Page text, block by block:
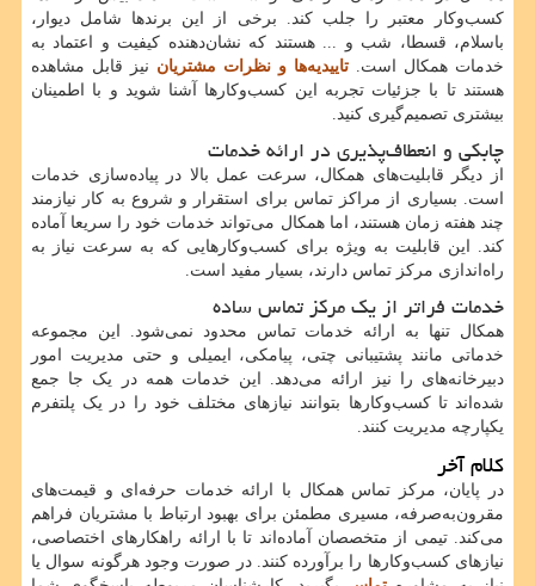
کسب‌وکار معتبر را جلب کند. برخی از این برندها شامل دیوار،
باسلام، قسطا، شب و ... هستند که نشان‌دهنده کیفیت و اعتماد به
خدمات همکال است. تاییدیه‌ها و نظرات مشتریان نیز قابل مشاهده
هستند تا با جزئیات تجربه این کسب‌وکارها آشنا شوید و با اطمینان
بیشتری تصمیم‌گیری کنید.
چابکی و انعطاف‌پذیری در ارائه خدمات
از دیگر قابلیت‌های همکال، سرعت عمل بالا در پیاده‌سازی خدمات
است. بسیاری از مراکز تماس برای استقرار و شروع به کار نیازمند
چند هفته زمان هستند، اما همکال می‌تواند خدمات خود را سریعا آماده
کند. این قابلیت به ویژه برای کسب‌وکارهایی که به سرعت نیاز به
راه‌اندازی مرکز تماس دارند، بسیار مفید است.
خدمات فراتر از یک مرکز تماس ساده
همکال تنها به ارائه خدمات تماس محدود نمی‌شود. این مجموعه
خدماتی مانند پشتیبانی چتی، پیامکی، ایمیلی و حتی مدیریت امور
دبیرخانه‌های را نیز ارائه می‌دهد. این خدمات همه در یک جا جمع
شده‌اند تا کسب‌وکارها بتوانند نیازهای مختلف خود را در یک پلتفرم
یکپارچه مدیریت کنند.
کلام آخر
در پایان، مرکز تماس همکال با ارائه خدمات حرفه‌ای و قیمت‌های
مقرون‌به‌صرفه، مسیری مطمئن برای بهبود ارتباط با مشتریان فراهم
می‌کند. تیمی از متخصصان آماده‌اند تا با ارائه راهکارهای اختصاصی،
نیازهای کسب‌وکارها را برآورده کنند. در صورت وجود هرگونه سوال یا